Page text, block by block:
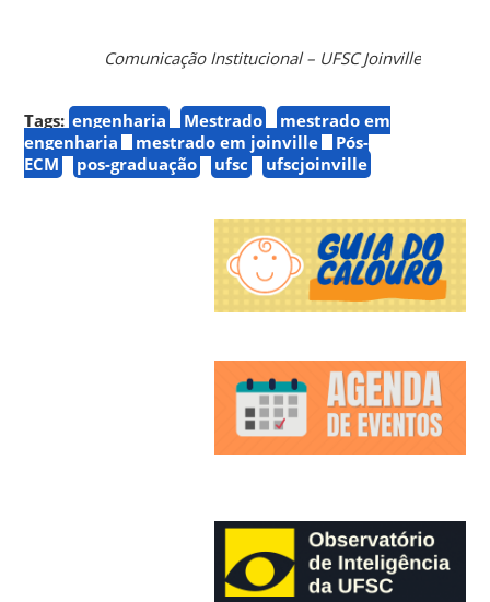
Comunicação Institucional – UFSC Joinville
Tags: engenharia Mestrado
mestrado em
engenharia
mestrado em joinville
Pós-
ECM
pos-graduação ufsc ufscjoinville